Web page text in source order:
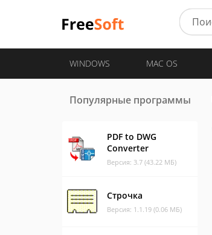
WINDOWS MAC OS
Популярные программы
PDF to DWG
Converter
Версия: 3.7 (43.22 МБ)
Строчка
Версия: 1.1.19 (0.06 МБ)